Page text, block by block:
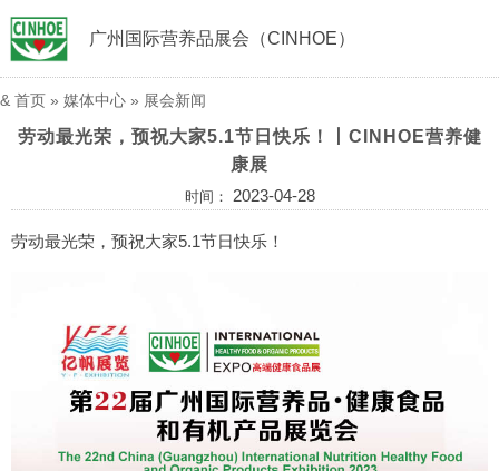
广州国际营养品展会（CINHOE）
& 首页 » 媒体中心 » 展会新闻
劳动最光荣，预祝大家5.1节日快乐！丨CINHOE营养健
康展
时间： 2023-04-28
劳动最光荣，预祝大家5.1节日快乐！